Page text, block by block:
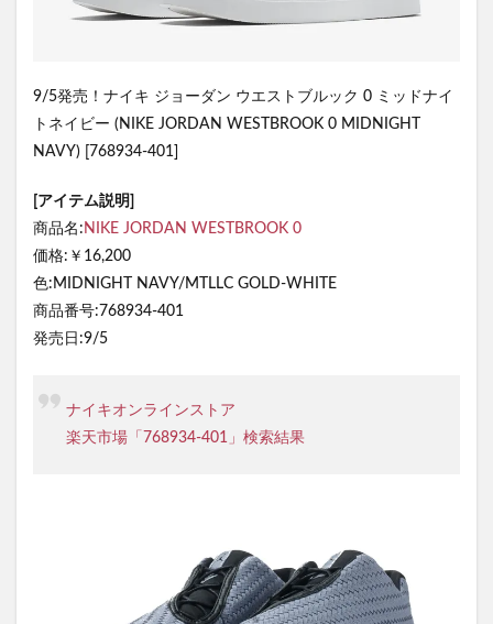
9/5発売！ナイキ ジョーダン ウエストブルック 0 ミッドナイ
トネイビー (NIKE JORDAN WESTBROOK 0 MIDNIGHT
NAVY) [768934-401]
[アイテム説明]
商品名: NIKE JORDAN WESTBROOK 0
価格:￥16,200
色:MIDNIGHT NAVY/MTLLC GOLD-WHITE
商品番号:768934-401
発売日:9/5
ナイキオンラインストア
楽天市場「768934-401」検索結果